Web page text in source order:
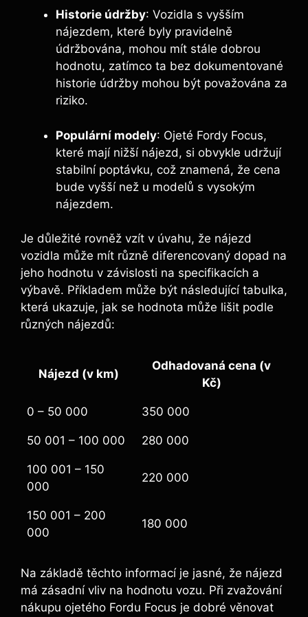
Historie údržby: Vozidla s vyšším
nájezdem, které byly pravidelně
údržbována, mohou mít stále dobrou
hodnotu, zatímco ta bez dokumentované
historie údržby mohou být považována za
riziko.
Populární modely: Ojeté Fordy Focus,
které mají nižší nájezd, si obvykle udržují
stabilní poptávku, což znamená, že cena
bude vyšší než u modelů s vysokým
nájezdem.
Je důležité rovněž vzít v úvahu, že nájezd
vozidla může mít různě diferencovaný dopad na
jeho hodnotu v závislosti na specifikacích a
výbavě. Příkladem může být následující tabulka,
která ukazuje, jak se hodnota může lišit podle
různých nájezdů:
Nájezd (v km)
Odhadovaná cena (v
Kč)
0 – 50 000 350 000
50 001 – 100 000 280 000
100 001 – 150
000
220 000
150 001 – 200
000
180 000
Na základě těchto informací je jasné, že nájezd
má zásadní vliv na hodnotu vozu. Při zvažování
nákupu ojetého Fordu Focus je dobré věnovat